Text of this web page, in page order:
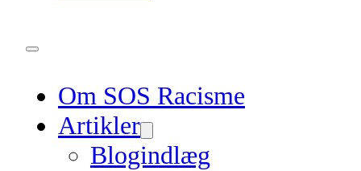
Om SOS Racisme
Artikler
Blogindlæg